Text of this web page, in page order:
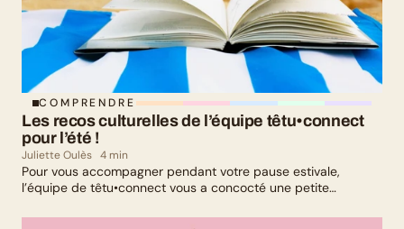
COMPRENDRE
Les recos culturelles de l’équipe têtu•connect
pour l’été !
Juliette Oulès 4 min
Pour vous accompagner pendant votre pause estivale,
l’équipe de têtu•connect vous a concocté une petite
culturelle : il y en a pour tous les goûts !